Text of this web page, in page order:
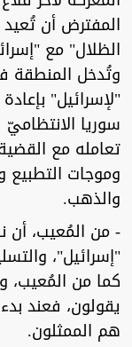
المفترض أن
الظلال" مع
وتُدخل المنطقة
"لإسرائيل"
سوريا
وموجات
والذهب.
- من المُعيب، أن
"إسرائيل"،
كما من المُعيب،
يقولون، فعند
هم الممثلون.